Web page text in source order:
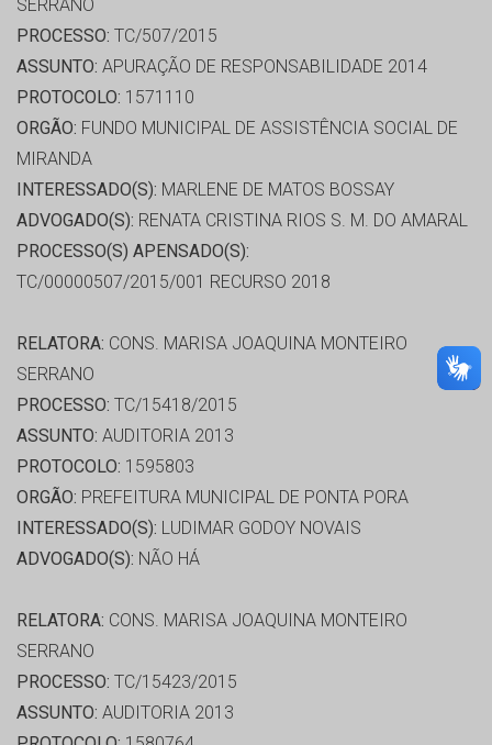
SERRANO
PROCESSO: TC/507/2015
ASSUNTO: APURAÇÃO DE RESPONSABILIDADE 2014
PROTOCOLO: 1571110
ORGÃO: FUNDO MUNICIPAL DE ASSISTÊNCIA SOCIAL DE
MIRANDA
INTERESSADO(S): MARLENE DE MATOS BOSSAY
ADVOGADO(S): RENATA CRISTINA RIOS S. M. DO AMARAL
PROCESSO(S) APENSADO(S):
TC/00000507/2015/001 RECURSO 2018
RELATORA: CONS. MARISA JOAQUINA MONTEIRO
SERRANO
PROCESSO: TC/15418/2015
ASSUNTO: AUDITORIA 2013
PROTOCOLO: 1595803
ORGÃO: PREFEITURA MUNICIPAL DE PONTA PORA
INTERESSADO(S): LUDIMAR GODOY NOVAIS
ADVOGADO(S): NÃO HÁ
RELATORA: CONS. MARISA JOAQUINA MONTEIRO
SERRANO
PROCESSO: TC/15423/2015
ASSUNTO: AUDITORIA 2013